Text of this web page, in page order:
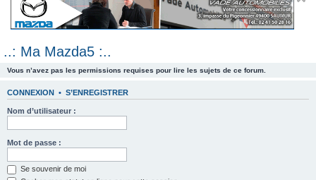
e
..: Ma Mazda5 :..
Vous n’avez pas les permissions requises pour lire les sujets de ce forum.
CONNEXION • S’ENREGISTRER
Nom d’utilisateur :
Mot de passe :
Se souvenir de moi